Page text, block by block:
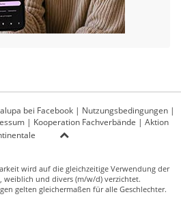
bei Facebook | Nutzungsbedingungen |
| Kooperation Fachverbände | Aktion
wird auf die gleichzeitige Verwendung der
weiblich und divers (m/w/d) verzichtet.
gelten gleichermaßen für alle Geschlechter.